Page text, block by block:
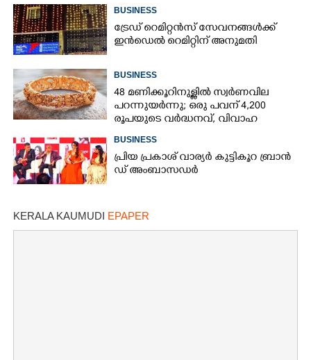
BUSINESS
ട്രേഡ് റെമിറ്റൻസ് സേവനങ്ങൾക്ക്
ഇൻഡെൽ റെമിറ്റിന് അനുമതി
BUSINESS
48 മണിക്കൂറിനുള്ളിൽ സ്വർണവില
പറന്നുയർന്നു; ഒരു പവന് 4,200
രൂപയുടെ വർദ്ധനവ്, വിവാഹ
സീസണിൽ കനത്ത തിരിച്ചടി
BUSINESS
പ്രി​യ​ ​പ്ര​കാ​ശ് ​വാ​ര്യർ കു​ട്ടി​കൂ​റ​ ​ ബ്രാ​ൻ​
ഡ് ​അം​ബാ​സ​ഡ​ർ
KERALA KAUMUDI EPAPER